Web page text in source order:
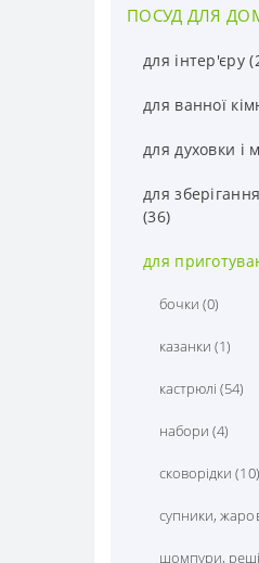
ПОСУД ДЛЯ
для інтер'єру
вази (4)
вазони (1)
годинники (6)
копілки (0)
корзини (5)
обереги (5)
попільниці (0)
статуетки (0)
фасади (0)
штофи (0)
для ванної
для духовки і
жаростійке
для
(36)
ємкості для
для спецій (2)
для хліба,
контейнери (26)
термоси (0)
для
бочки (0)
казанки (1)
кастрюлі (54)
набори (4)
сковорідки (10)
супники,
шомпури,